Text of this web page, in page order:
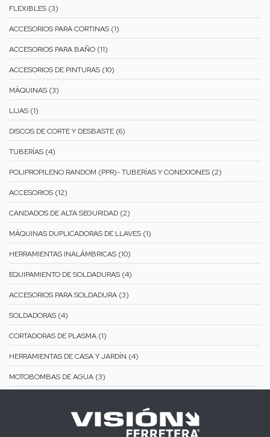
FLEXIBLES (3)
ACCESORIOS PARA CORTINAS (1)
ACCESORIOS PARA BAÑO (11)
ACCESORIOS DE PINTURAS (10)
MÁQUINAS (3)
LIJAS (1)
DISCOS DE CORTE Y DESBASTE (6)
TUBERÍAS (4)
POLIPROPILENO RANDOM (PPR)- TUBERÍAS Y CONEXIONES (2)
ACCESORIOS (12)
CANDADOS DE ALTA SEGURIDAD (2)
MÁQUINAS DUPLICADORAS DE LLAVES (1)
HERRAMIENTAS INALÁMBRICAS (10)
EQUIPAMIENTO DE SOLDADURAS (4)
ACCESORIOS PARA SOLDADURA (3)
SOLDADORAS (4)
CORTADORAS DE PLASMA (1)
HERRAMIENTAS DE CASA Y JARDÍN (4)
MOTOBOMBAS DE AGUA (3)